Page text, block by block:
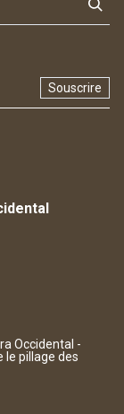
Souscrire
Occidental -
pillage des